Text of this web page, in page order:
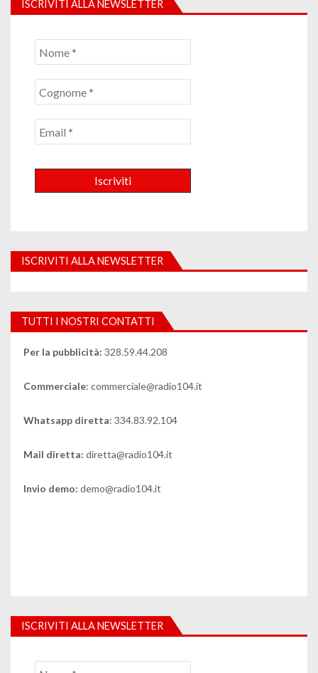
ISCRIVITI ALLA NEWSLETTER
ISCRIVITI ALLA NEWSLETTER
TUTTI I NOSTRI CONTATTI
Per la pubblicità: 328.59.44.208
Commerciale: commerciale@radio104.it
Whatsapp diretta: 334.83.92.104
Mail diretta: diretta@radio104.it
Invio demo: demo@radio104.it
ISCRIVITI ALLA NEWSLETTER